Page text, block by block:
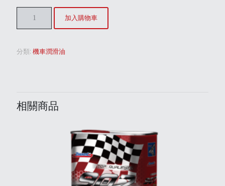
加入購物車
分類: 機車潤滑油
相關商品